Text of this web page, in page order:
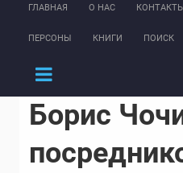
ГЛАВНАЯ О НАС
ПЕРСОНЫ КНИГИ ПОИСК
Борис